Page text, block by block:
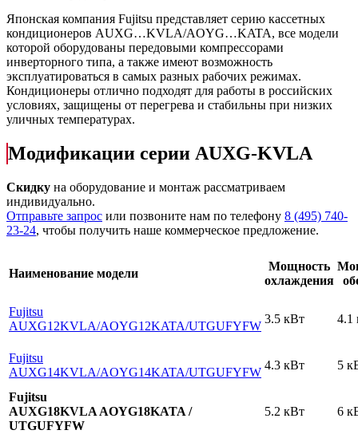
Японская компания Fujitsu представляет серию кассетных
кондиционеров AUXG…KVLA/AOYG…KATA, все модели
которой оборудованы передовыми компрессорами
инверторного типа, а также имеют возможность
эксплуатироваться в самых разных рабочих режимах.
Кондиционеры отлично подходят для работы в российских
условиях, защищены от перегрева и стабильны при низких
уличных температурах.
Модификации серии AUXG-KVLA
Скидку на оборудование и монтаж рассматриваем
индивидуально.
Отправьте запрос или позвоните нам по телефону 8 (495) 740-
23-24, чтобы получить наше коммерческое предложение.
Наименование модели
Мощность
охлаждения
Fujitsu
AUXG12KVLA/AOYG12KATA/UTGUFYFW
3.5 кВт 4.1
Fujitsu
AUXG14KVLA/AOYG14KATA/UTGUFYFW
4.3 кВт 5
Fujitsu
AUXG18KVLA AOYG18KATA /
UTGUFYFW
5.2 кВт 6